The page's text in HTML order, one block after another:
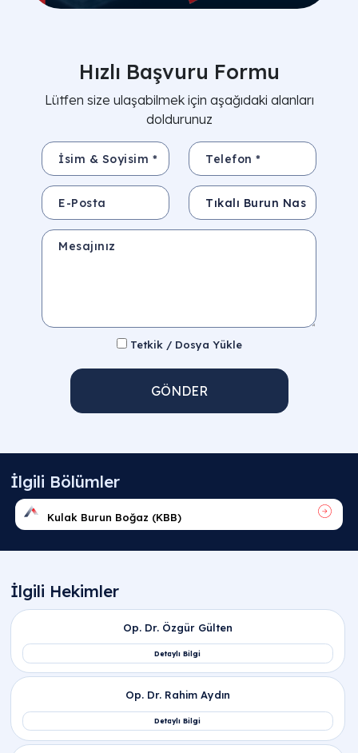
Hızlı Başvuru Formu
Lütfen size ulaşabilmek için aşağıdaki alanları
doldurunuz
İsim & Soyisim * Telefon *
E-Posta Konu
Mesajınız
Tetkik / Dosya Yükle
GÖNDER